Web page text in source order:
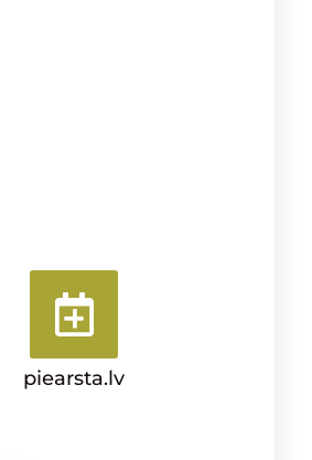
piearsta.lv